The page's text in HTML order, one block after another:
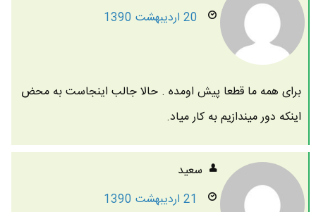
20 اردیبهشت 1390
برای همه ما قطعا پیش اومده . حالا جالب اینجاست به محض
اینکه دور میندازیم به کار میاد.
سعید
21 اردیبهشت 1390